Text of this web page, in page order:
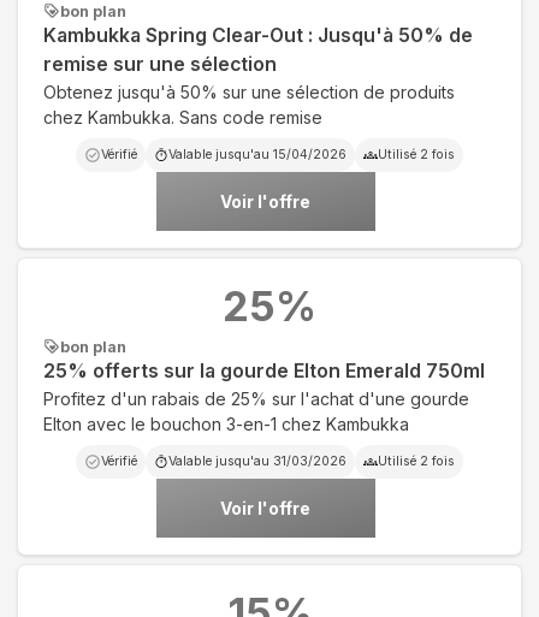
bon plan
Kambukka Spring Clear-Out : Jusqu'à 50% de
remise sur une sélection
Obtenez jusqu'à 50% sur une sélection de produits
chez Kambukka. Sans code remise
Vérifié Valable jusqu'au 15/04/2026 Utilisé 2 fois
Voir l'offre
bon plan
25% offerts sur la gourde Elton Emerald 750ml
Profitez d'un rabais de 25% sur l'achat d'une gourde
Elton avec le bouchon 3-en-1 chez Kambukka
Vérifié Valable jusqu'au 31/03/2026 Utilisé 2 fois
Voir l'offre
25%